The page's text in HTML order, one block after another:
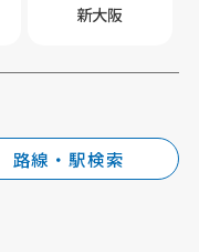
新大阪
路線・駅検索